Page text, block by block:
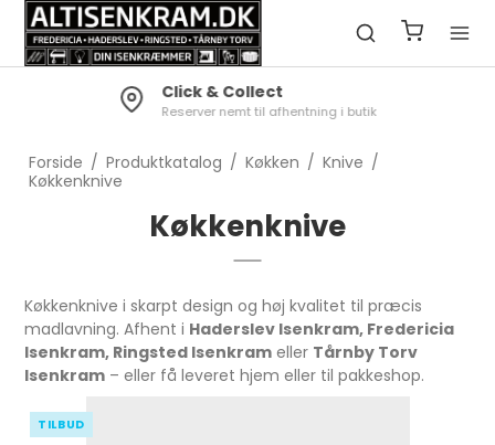
Click & Collect
Reserver nemt til afhentning i butik
Forside / Produktkatalog / Køkken / Knive /
Køkkenknive
Køkkenknive
Køkkenknive i skarpt design og høj kvalitet til præcis
madlavning. Afhent i Haderslev Isenkram, Fredericia
Isenkram, Ringsted Isenkram eller Tårnby Torv
Isenkram – eller få leveret hjem eller til pakkeshop.
TILBUD